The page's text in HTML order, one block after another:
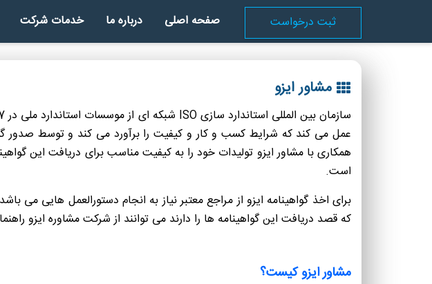
ثبت درخواست صفحه اصلی درباره ما خدمات شرکت
مشاور ایزو
عمل می کند که شرایط کسب و کار و کیفیت را برآورد می کند و توسط صدور
همکاری با مشاور ایزو تولیدات خود را به کیفیت مناسب برای دریافت این
است.
برای اخذ گواهینامه ایزو از مراجع معتبر نیاز به انجام دستورالعمل هایی می
که قصد دریافت این گواهینامه ها را دارند می توانند از شرکت مشاوره ایزو
مشاور ایزو کیست؟